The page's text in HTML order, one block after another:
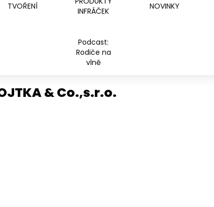
TVOŘENÍ
INFRÁČEK
NOVINKY
Podcast:
Rodiče na
vlně
& Co.,s.r.o.